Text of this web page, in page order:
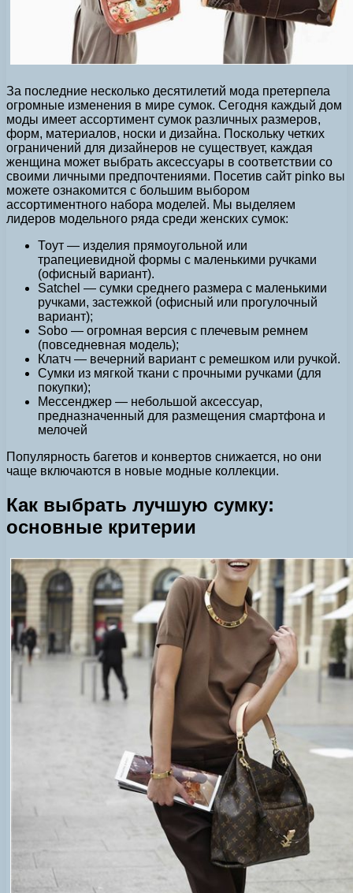
За последние несколько десятилетий мода претерпела
огромные изменения в мире сумок. Сегодня каждый дом
моды имеет ассортимент сумок различных размеров,
форм, материалов, носки и дизайна. Поскольку четких
ограничений для дизайнеров не существует, каждая
женщина может выбрать аксессуары в соответствии со
своими личными предпочтениями. Посетив сайт pinko вы
можете ознакомится с большим выбором
ассортиментного набора моделей. Мы выделяем
лидеров модельного ряда среди женских сумок:
Тоут — изделия прямоугольной или
трапециевидной формы с маленькими ручками
(офисный вариант).
Satchel — сумки среднего размера с маленькими
ручками, застежкой (офисный или прогулочный
вариант);
Sobo — огромная версия с плечевым ремнем
(повседневная модель);
Клатч — вечерний вариант с ремешком или ручкой.
Сумки из мягкой ткани с прочными ручками (для
покупки);
Мессенджер — небольшой аксессуар,
предназначенный для размещения смартфона и
мелочей
Популярность багетов и конвертов снижается, но они
чаще включаются в новые модные коллекции.
Как выбрать лучшую сумку:
основные критерии